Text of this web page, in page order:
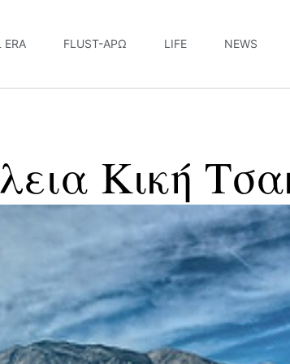
ERA FLUST-ΆΡΩ LIFE NEWS
Κική